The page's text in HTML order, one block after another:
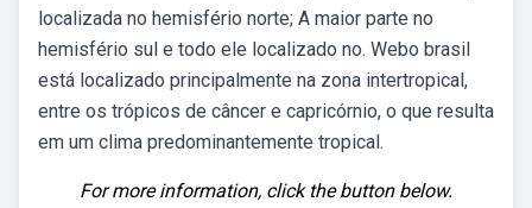
localizada no hemisfério norte; A maior parte no
hemisfério sul e todo ele localizado no. Webo brasil
está localizado principalmente na zona intertropical,
entre os trópicos de câncer e capricórnio, o que resulta
em um clima predominantemente tropical.
For more information, click the button below.